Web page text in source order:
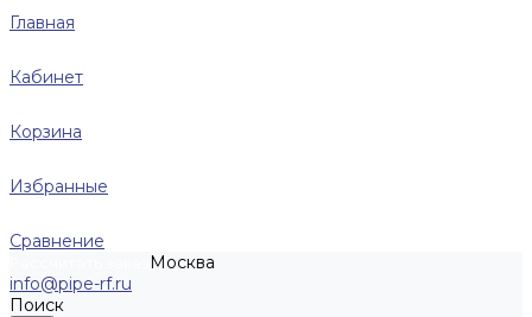
Главная
Кабинет
Корзина
Избранные
Сравнение
Москва
info@pipe-rf.ru
Поиск